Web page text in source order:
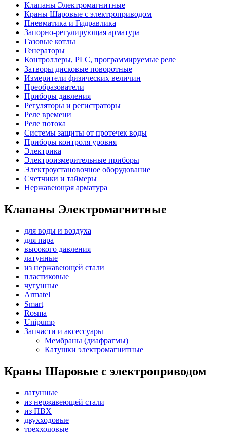
Клапаны Электромагнитные
Краны Шаровые с электроприводом
Пневматика и Гидравлика
Запорно-регулирующая арматура
Газовые котлы
Генераторы
Контроллеры, PLС, программируемые реле
Затворы дисковые поворотные
Измерители физических величин
Преобразователи
Приборы давления
Регуляторы и регистраторы
Реле времени
Реле потока
Системы защиты от протечек воды
Приборы контроля уровня
Электрика
Электроизмерительные приборы
Электроустановочное оборудование
Счетчики и таймеры
Нержавеющая арматура
Клапаны Электромагнитные
для воды и воздуха
для пара
высокого давления
латунные
из нержавеющей стали
пластиковые
чугунные
Armatel
Smart
Rosma
Unipump
Запчасти и аксессуары
Мембраны (диафрагмы)
Катушки электромагнитные
Краны Шаровые с электроприводом
латунные
из нержавеющей стали
из ПВХ
двухходовые
трехходовые